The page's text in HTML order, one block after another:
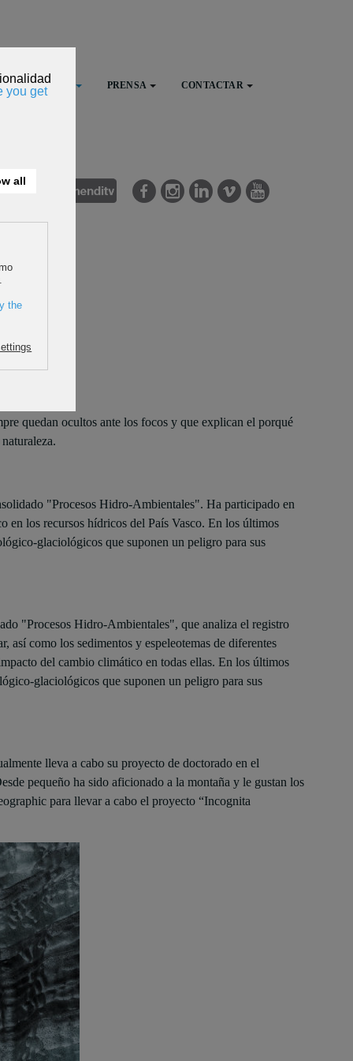
FESTIVAL PRENSA CONTACTAR
quedan ocultos ante los focos y que explican el porqué
"Procesos Hidro-Ambientales". Ha participado en
en los recursos hídricos del País Vasco. En los últimos
glaciológicos que suponen un peligro para sus
"Procesos Hidro-Ambientales", que analiza el registro
así como los sedimentos y espeleotemas de diferentes
del cambio climático en todas ellas. En los últimos
glaciológicos que suponen un peligro para sus
lleva a cabo su proyecto de doctorado en el
pequeño ha sido aficionado a la montaña y le gustan los
para llevar a cabo el proyecto “Incognita